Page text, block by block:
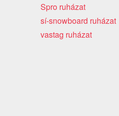
Spro ruházat
sí-snowboard ruházat
vastag ruházat